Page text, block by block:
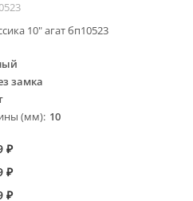
10" агат бп10523
замка
(мм) 10
₽
₽
₽